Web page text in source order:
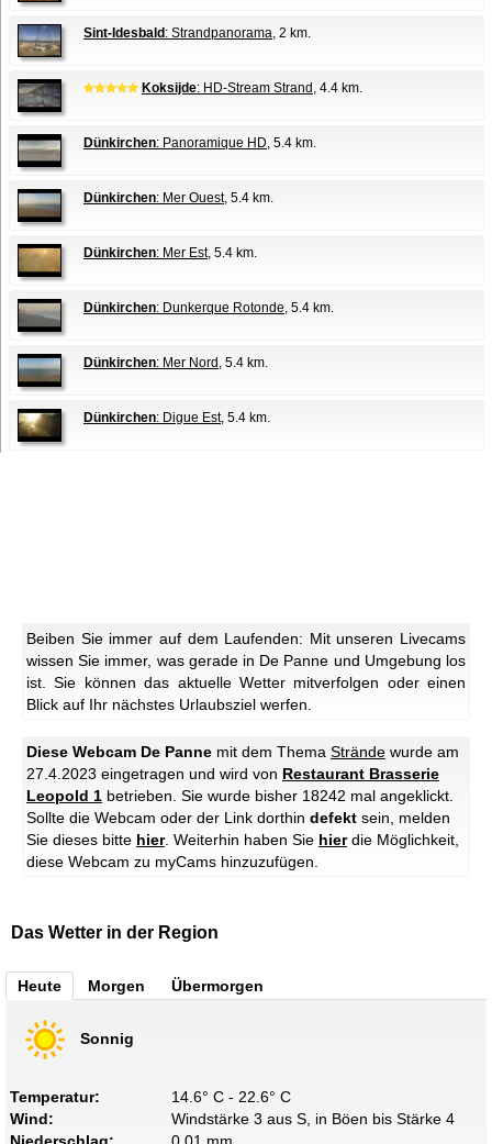
Sint-Idesbald : Strandpanorama, 2 km.
Koksijde: HD-Stream Strand , 4.4 km.
Dünkirchen: Panoramique HD, 5.4 km.
Dünkirchen: Mer Ouest, 5.4 km.
Dünkirchen: Mer Est, 5.4 km.
Dünkirchen: Dunkerque Rotonde, 5.4 km.
Dünkirchen: Mer Nord , 5.4 km.
Dünkirchen: Digue Est, 5.4 km.
Beiben Sie immer auf dem Laufenden: Mit unseren Livecams
wissen Sie immer, was gerade in De Panne und Umgebung los
ist. Sie können das aktuelle Wetter mitverfolgen oder einen
Blick auf Ihr nächstes Urlaubsziel werfen.
Diese Webcam De Panne mit dem Thema Strände wurde am
27.4.2023 eingetragen und wird von Restaurant Brasserie
Leopold 1 betrieben. Sie wurde bisher 18242 mal angeklickt.
Sollte die Webcam oder der Link dorthin defekt sein, melden
Sie dieses bitte hier. Weiterhin haben Sie hierdie Möglichkeit,
diese Webcam zu myCams hinzuzufügen.
Das Wetter in der Region
Heute Morgen Übermorgen
Sonnig
Temperatur:
14.6° C - 22.6° C
Wind:
Windstärke 3 aus S, in Böen bis Stärke 4